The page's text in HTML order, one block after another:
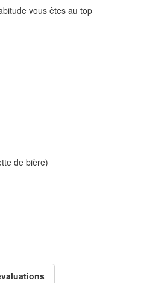
vous êtes au top
de bière)